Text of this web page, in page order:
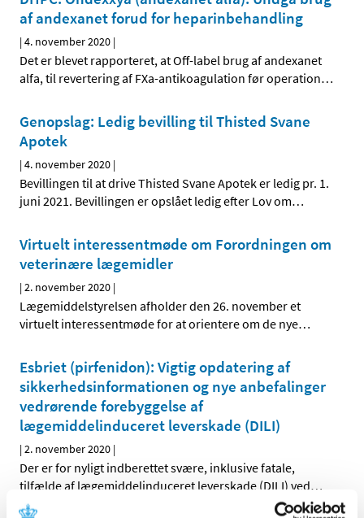
af andexanet forud for heparinbehandling
|4. november 2020 |
Det er blevet rapporteret, at Off-label brug af andexanet
alfa, til revertering af FXa-antikoagulation før operation…
Genopslag: Ledig bevilling til Thisted Svane
Apotek
|4. november 2020 |
Bevillingen til at drive Thisted Svane Apotek er ledig pr. 1.
juni 2021. Bevillingen er opslået ledig efter Lov om…
Virtuelt interessentmøde om Forordningen om
veterinære lægemidler
|2. november 2020 |
Lægemiddelstyrelsen afholder den 26. november et
virtuelt interessentmøde for at orientere om de nye…
Esbriet (pirfenidon): Vigtig opdatering af
sikkerhedsinformationen og nye anbefalinger
vedrørende forebyggelse af
lægemiddelinduceret leverskade (DILI)
|2. november 2020 |
Der er for nyligt indberettet svære, inklusive fatale,
tilfælde af lægemiddelinduceret leverskade (DILI) ved…